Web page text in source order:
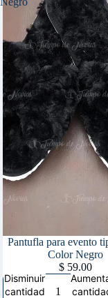
Pantufla para evento
Color Negro
$ 59.00
Disminuir
cantidad